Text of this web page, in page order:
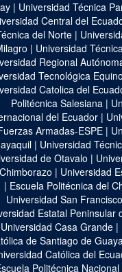
| Universidad Técnica
Central del
del Norte |
| Universidad
Regional
Tecnológica
Catolica del
Politécnica Salesiana |
del Ecuador |
Armadas-ESPE |
| Universidad
de Otavalo |
| Universidad
| Escuela Politécnica del
Universidad San
Estatal Peninsular
Universidad Casa Grande |
de Santiago de
Católica del
Politécnica Nacional